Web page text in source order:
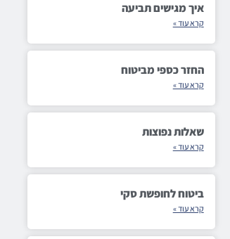
איך מגישים תביעה
קרא עוד »
החזר כספי מביטוח
קרא עוד »
שאלות נפוצות
קרא עוד »
ביטוח לחופשת סקי
קרא עוד »